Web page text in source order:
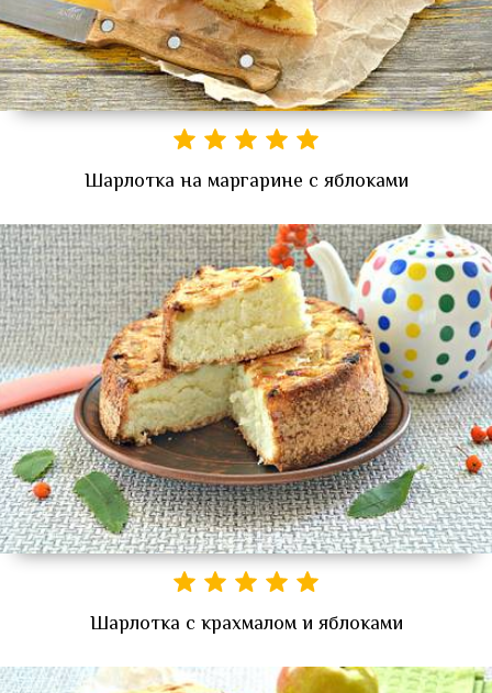
Шарлотка на маргарине с яблоками
Шарлотка с крахмалом и яблоками